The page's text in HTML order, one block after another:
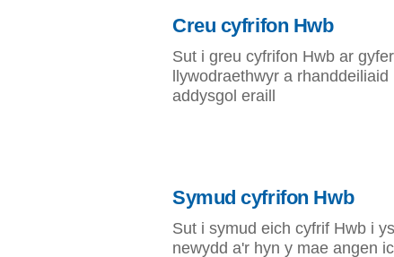
Creu cyfrifon Hwb
Sut i greu cyfrifon Hwb ar gyfer
llywodraethwyr a rhanddeiliaid
addysgol eraill
Symud cyfrifon Hwb
Sut i symud eich cyfrif Hwb i
newydd a'r hyn y mae angen